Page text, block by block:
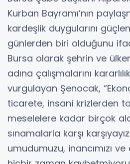
Kurban Bayramı’nın
kardeşlik duygularını
günlerden biri olduğunu
Bursa olarak şehrin ve
adına çalışmalarını
vurgulayan Şenocak,
ticarete, insani krizlerden
meselelere kadar birçok
sınamalarla karşı
umudumuzu, inancımızı